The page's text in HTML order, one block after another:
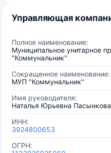
Управляющая
Полное наименование:
Муниципальное унитарное
"Коммунальник"
Сокращенное наименование:
МУП "Коммунальник"
Имя руководителя:
Наталья Юрьевна Пасынкова
ИНН:
3924800653
ОГРН: